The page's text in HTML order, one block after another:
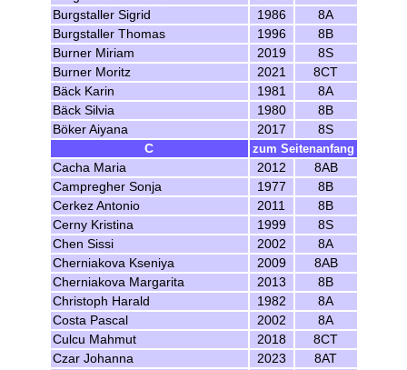
Burgstaller Sigrid
1986
8A
Burgstaller Thomas
1996
8B
Burner Miriam
2019
8S
Burner Moritz
2021
8CT
Bäck Karin
1981
8A
Bäck Silvia
1980
8B
Böker Aiyana
2017
8S
C
zum Seitenanfang
Cacha Maria
2012
8AB
Campregher Sonja
1977
8B
Cerkez Antonio
2011
8B
Cerny Kristina
1999
8S
Chen Sissi
2002
8A
Cherniakova Kseniya
2009
8AB
Cherniakova Margarita
2013
8B
Christoph Harald
1982
8A
Costa Pascal
2002
8A
Culcu Mahmut
2018
8CT
Czar Johanna
2023
8AT